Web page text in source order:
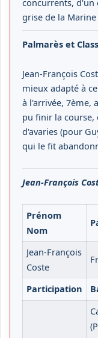
grise de la
Palmarès et
Jean-François
mieux adapté à
à l'arrivée, 7ème,
pu finir la course,
d'avaries (pour
qui le fit
Jean-François
Prénom
Nom
Jean-François
Coste
Participation